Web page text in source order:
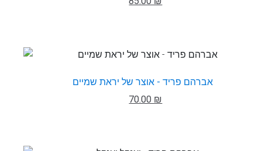
אברהם פריד - אוצר של יראת שמיים
70.00 ₪